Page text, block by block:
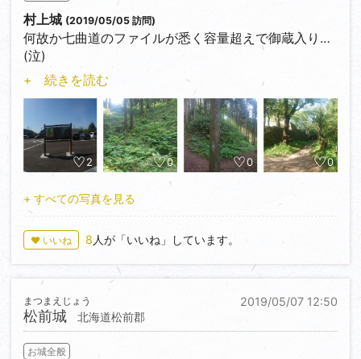
村上城 (2019/05/05 訪問)
何故か七曲道のファイルが悉く容量超えで御蔵入り…
(泣)
発掘調査中のブルーシートの下が気になる…。
+ 続きを読む
2 0 0 0
+ すべての写真を見る
♥ いいね 8 人が「いいね」しています。
2019/05/07 12:50
松前城
まつまえじょう
北海道松前郡
お城全般